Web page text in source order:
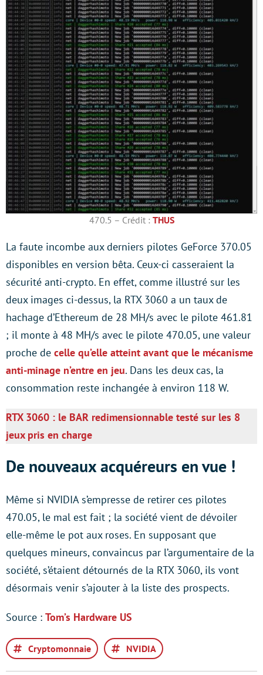
470.5 – Crédit : THUS
La faute incombe aux derniers pilotes GeForce 370.05
disponibles en version bêta. Ceux-ci casseraient la
sécurité anti-crypto. En effet, comme illustré sur les
deux images ci-dessus, la RTX 3060 a un taux de
hachage d’Ethereum de 28 MH/s avec le pilote 461.81
; il monte à 48 MH/s avec le pilote 470.05, une valeur
proche de celle qu’elle atteint avant que le mécanisme
anti-minage n’entre en jeu. Dans les deux cas, la
consommation reste inchangée à environ 118 W.
RTX 3060 : le BAR redimensionnable testé sur les 8
jeux pris en charge
De nouveaux acquéreurs en vue !
Même si NVIDIA s’empresse de retirer ces pilotes
470.05, le mal est fait ; la société vient de dévoiler
elle-même le pot aux roses. En supposant que
quelques mineurs, convaincus par l’argumentaire de la
société, s’étaient détournés de la RTX 3060, ils vont
désormais venir s’ajouter à la liste des prospects.
Source : Tom’s Hardware US
Cryptomonnaie NVIDIA